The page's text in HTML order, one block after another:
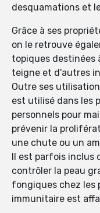
desquamations et
Grâce à ses
on le retrouve
topiques destinées
teigne et d'autres
Outre ses
est utilisé dans les
personnels pour
prévenir la
une chute ou un
Il est parfois inclus
contrôler la peau
fongiques chez les
immunitaire est